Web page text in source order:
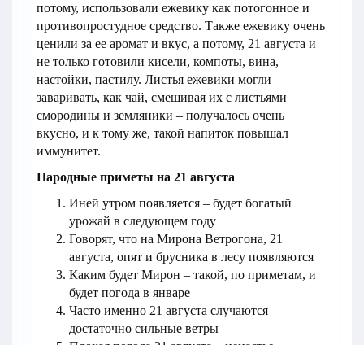
потому, использовали ежевику как потогонное и
противопростудное средство. Также ежевику очень
ценили за ее аромат и вкус, а потому, 21 августа и
не только готовили кисели, компоты, вина,
настойки, пастилу. Листья ежевики могли
заваривать, как чай, смешивая их с листьями
смородины и земляники – получалось очень
вкусно, и к тому же, такой напиток повышал
иммунитет.
Народные приметы на 21 августа
Иней утром появляется – будет богатый
урожай в следующем году
Говорят, что на Мирона Ветрогона, 21
августа, опят и брусника в лесу появляются
Каким будет Мирон – такой, по приметам, и
будет погода в январе
Часто именно 21 августа случаются
достаточно сильные ветры